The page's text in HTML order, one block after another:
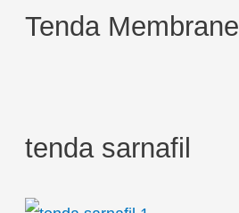
:Tenda Membrane
tenda sarnafil